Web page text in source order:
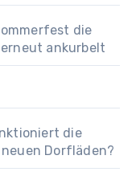
die
ankurbelt
die
Dorfläden?